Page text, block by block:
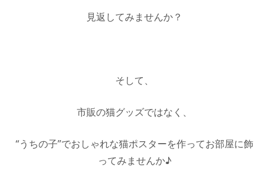
見返してみませんか？
そして、
市販の猫グッズではなく、
“うちの子”でおしゃれな猫ポスターを作ってお部屋に飾
ってみませんか♪